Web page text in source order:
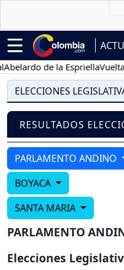
de la EspriellaVuelta
ELECCIONES
RESULTADOS
PARLAMENTO ANDINO
BOYACA
SANTA MARIA
PARLAMENTO
Elecciones